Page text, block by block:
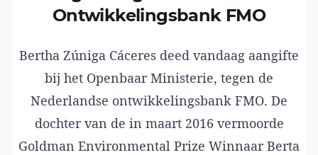
Ontwikkelingsbank FMO
Bertha Zúniga Cáceres deed vandaag aangifte
bij het Openbaar Ministerie, tegen de
Nederlandse ontwikkelingsbank FMO. De
dochter van de in maart 2016 vermoorde
Goldman Environmental Prize Winnaar Berta